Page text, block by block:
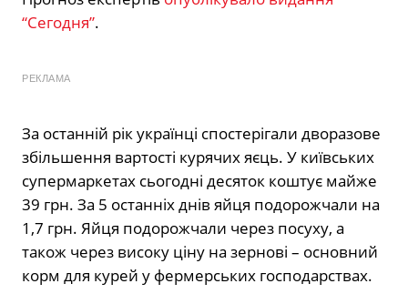
“Сегодня”.
РЕКЛАМА
За останній рік українці спостерігали дворазове
збільшення вартості курячих яєць. У київських
супермаркетах сьогодні десяток коштує майже
39 грн. За 5 останніх днів яйця подорожчали на
1,7 грн. Яйця подорожчали через посуху, а
також через високу ціну на зернові – основний
корм для курей у фермерських господарствах.